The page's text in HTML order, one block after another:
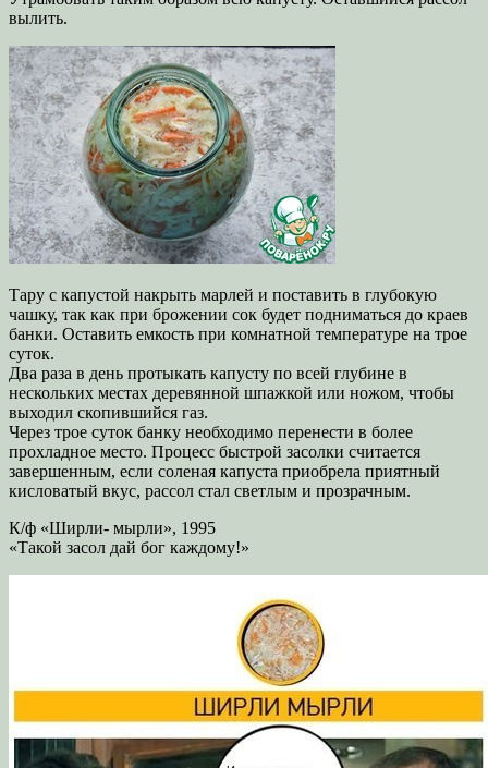
вылить.
Тару с капустой накрыть марлей и поставить в глубокую
чашку, так как при брожении сок будет подниматься до краев
банки. Оставить емкость при комнатной температуре на трое
суток.
Два раза в день протыкать капусту по всей глубине в
нескольких местах деревянной шпажкой или ножом, чтобы
выходил скопившийся газ.
Через трое суток банку необходимо перенести в более
прохладное место. Процесс быстрой засолки считается
завершенным, если соленая капуста приобрела приятный
кисловатый вкус, рассол стал светлым и прозрачным.
К/ф «Ширли- мырли», 1995
«Такой засол дай бог каждому!»